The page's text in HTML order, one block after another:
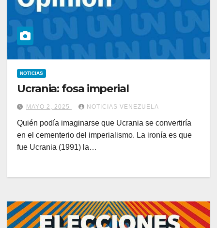
NOTICIAS
Ucrania: fosa imperial
MAYO 2, 2025 NOTICIAS VENEZUELA
Quién podía imaginarse que Ucrania se convertiría
en el cementerio del imperialismo. La ironía es que
fue Ucrania (1991) la…